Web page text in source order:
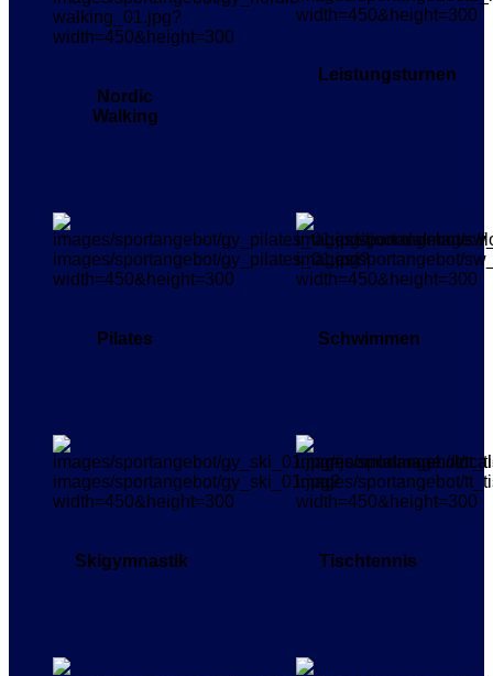
Nordic
Walking
Leistungsturnen
Pilates Schwimmen
Skigymnastik Tischtennis